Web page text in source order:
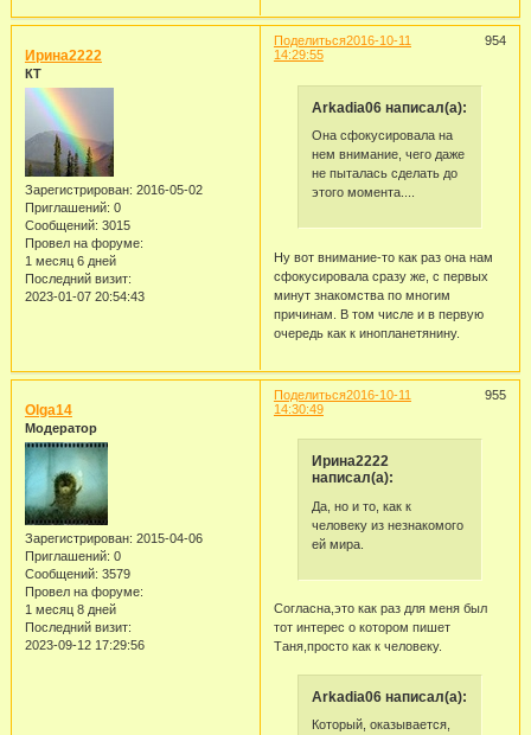
Поделиться 954
2016-10-11
14:29:55
Ирина2222
КТ
Зарегистрирован: 2016-05-02
Приглашений: 0
Сообщений: 3015
Провел на форуме:
1 месяц 6 дней
Последний визит:
2023-01-07 20:54:43
Arkadia06 написал(а):
Она сфокусировала на
нем внимание, чего даже
не пыталась сделать до
этого момента....
Ну вот внимание-то как раз она нам
сфокусировала сразу же, с первых
минут знакомства по многим
причинам. В том числе и в первую
очередь как к инопланетянину.
Поделиться 955
2016-10-11
14:30:49
Olga14
Модератор
Зарегистрирован: 2015-04-06
Приглашений: 0
Сообщений: 3579
Провел на форуме:
1 месяц 8 дней
Последний визит:
2023-09-12 17:29:56
Ирина2222
написал(а):
Да, но и то, как к
человеку из незнакомого
ей мира.
Согласна,это как раз для меня был
тот интерес о котором пишет
Таня,просто как к человеку.
Arkadia06 написал(а):
Который, оказывается,